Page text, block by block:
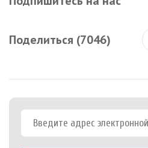
Поделиться (7046)